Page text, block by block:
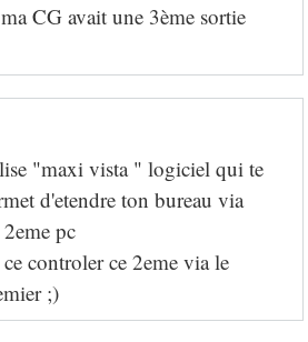
CG avait une 3ème sortie
"maxi vista " logiciel qui te
d'etendre ton bureau via
pc
controler ce 2eme via le
;)